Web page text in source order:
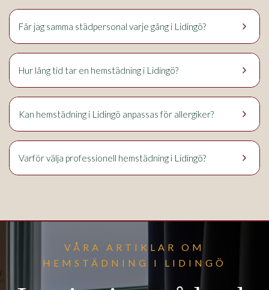
keyboard_arrow_right
Får jag samma städpersonal varje gång i Lidingö?
keyboard_arrow_right
Hur lång tid tar en hemstädning i Lidingö?
keyboard_arrow_right
Kan hemstädning i Lidingö anpassas för allergiker?
keyboard_arrow_right
Varför välja professionell hemstädning i Lidingö?
VÅRA ARTIKLAR OM
HEMSTÄDNING I LIDINGÖ